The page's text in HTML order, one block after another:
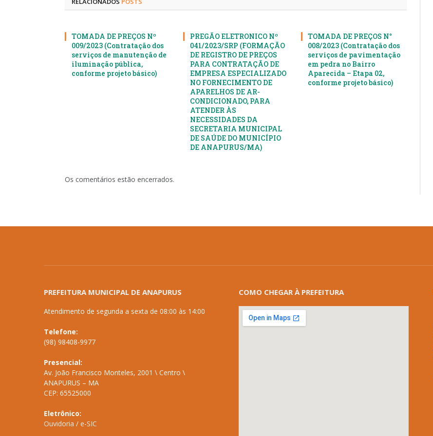
TOMADA DE PREÇOS Nº
009/2023 (Contratação dos
serviços de manutenção de
iluminação pública,
conforme projeto básico)
PREGÃO ELETRONICO Nº
041/2023/SRP (FORMAÇÃO
DE REGISTRO DE PREÇOS
PARA CONTRATAÇÃO DE
EMPRESA ESPECIALIZADO
NO FORNECIMENTO DE
APARELHOS DE AR-
CONDICIONADO, PARA
ATENDER ÀS
NECESSIDADES DA
SECRETARIA MUNICIPAL
DE SAÚDE DO MUNICÍPIO
DE ANAPURUS/MA)
TOMADA DE PREÇOS N°
008/2023 (Contratação dos
serviços de pavimentação
em pedra no Bairro
Aparecida – Etapa 02,
conforme projeto básico)
Os comentários estão encerrados.
PREFEITURA MUNICIPAL DE ANAPURUS
Atendimento de segunda a sexta de 08:00 às 14:00
Telefone:
(98) 98408-9977
Presencial:
Av. João Francisco Monteles, 2001 \ Centro \
ANAPURUS – MA
CEP: 65525000
Eletrônico:
Ouvidoria / e-SIC
COMO CHEGAR À PREFEITURA